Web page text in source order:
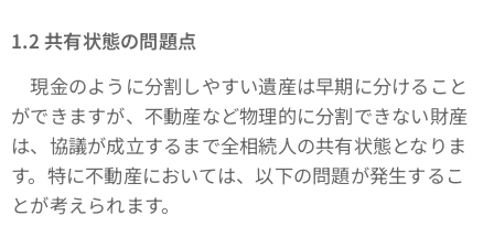
1.2 共有状態の問題点
現金のように分割しやすい遺産は早期に分けること
ができますが、不動産など物理的に分割できない財産
は、協議が成立するまで全相続人の共有状態となりま
す。特に不動産においては、以下の問題が発生するこ
とが考えられます。